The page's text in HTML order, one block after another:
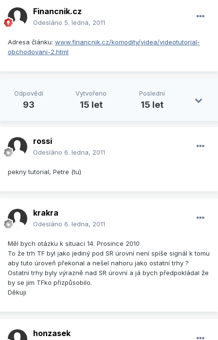
Financnik.cz
Odesláno 5. ledna, 2011
Adresa článku: www.financnik.cz/komodity/videa/videotutorial-
obchodovani-2.html
Odpovědí
93
Vytvořeno
15 let
Poslední
15 let
rossi
Odesláno 6. ledna, 2011
pekny tutorial, Petre (tu)
krakra
Odesláno 6. ledna, 2011
Měl bych otázku k situaci 14. Prosince 2010
To že trh TF byl jako jediný pod SR úrovní není spíše signál k tomu
aby tuto úroveň překonal a nešel nahoru jako ostatní trhy ?
Ostatní trhy byly výrazně nad SR úrovní a já bych předpokládal že
by se jim TFko přizpůsobilo.
Děkuji
honzasek